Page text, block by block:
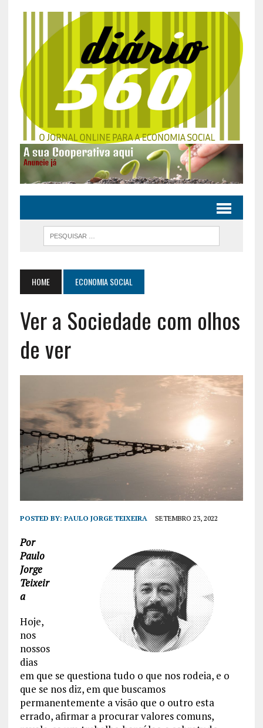
HOME ECONOMIA SOCIAL
Ver a Sociedade com olhos
de ver
POSTED BY: PAULO JORGE TEIXEIRA SETEMBRO 23, 2022
Por
Paulo
Jorge
Teixeir
a
Hoje,
nos
nossos
dias
em que se questiona tudo o que nos rodeia, e o
que se nos diz, em que buscamos
permanentemente a visão que o outro esta
errado, afirmar a procurar valores comuns,